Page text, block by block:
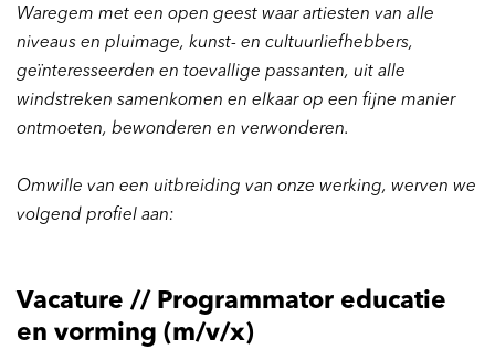
Waregem met een open geest waar artiesten van alle
niveaus en pluimage, kunst- en cultuurliefhebbers,
geïnteresseerden en toevallige passanten, uit alle
windstreken samenkomen en elkaar op een fijne manier
ontmoeten, bewonderen en verwonderen.
Omwille van een uitbreiding van onze werking, werven we
volgend profiel aan:
Vacature // Programmator educatie
en vorming (m/v/x)